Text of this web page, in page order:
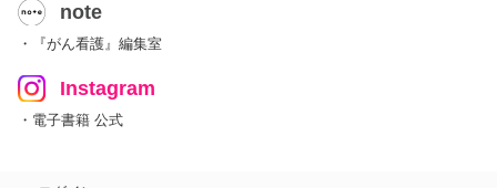
note
・『がん看護』編集室
Instagram
・電子書籍 公式